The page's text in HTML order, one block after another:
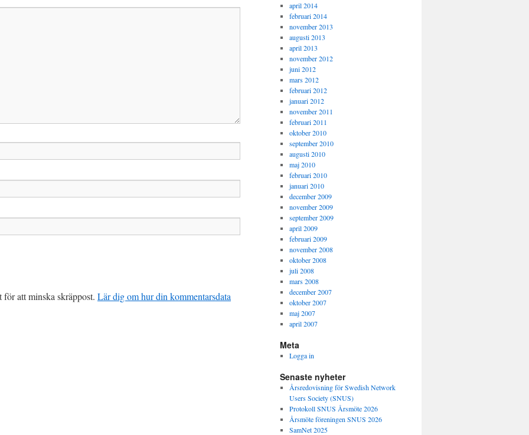
att minska skräppost. Lär dig om hur din kommentarsdata
april 2014
februari 2014
november 2013
augusti 2013
april 2013
november 2012
juni 2012
mars 2012
februari 2012
januari 2012
november 2011
februari 2011
oktober 2010
september 2010
augusti 2010
maj 2010
februari 2010
januari 2010
december 2009
november 2009
september 2009
april 2009
februari 2009
november 2008
oktober 2008
juli 2008
mars 2008
december 2007
oktober 2007
maj 2007
april 2007
Meta
Logga in
Senaste nyheter
Årsredovisning för Swedish Network
Users Society (SNUS)
Protokoll SNUS Årsmöte 2026
Årsmöte föreningen SNUS 2026
SamNet 2025